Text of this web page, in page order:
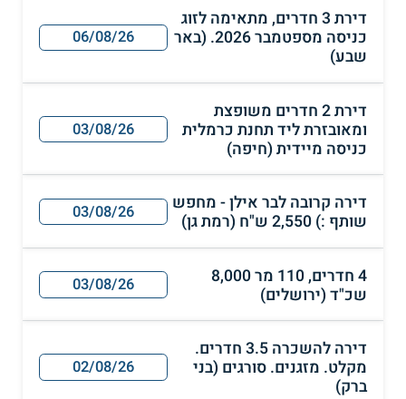
דירת 3 חדרים, מתאימה לזוג
כניסה מספטמבר 2026. (באר
שבע)
06/08/26
דירת 2 חדרים משופצת
ומאובזרת ליד תחנת כרמלית
כניסה מיידית (חיפה)
03/08/26
דירה קרובה לבר אילן - מחפש
שותף :) 2,550 ש"ח (רמת גן)
03/08/26
4 חדרים, 110 מר 8,000
שכ"ד (ירושלים)
03/08/26
דירה להשכרה 3.5 חדרים.
מקלט. מזגנים. סורגים (בני
ברק)
02/08/26